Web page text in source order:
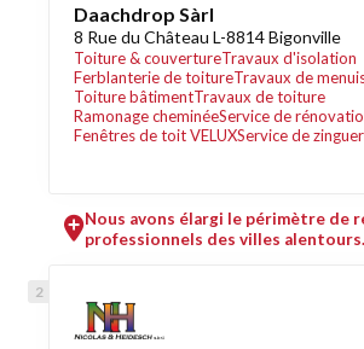
Daachdrop Sàrl
8 Rue du Château L-8814 Bigonville
Toiture & couvertureTravaux d'isolation
Ferblanterie de toitureTravaux de
Toiture bâtimentTravaux de toiture
Ramonage cheminéeService de
Fenêtres de toit VELUXService de
Nous avons élargi le périmètre de
professionnels des villes alentours.